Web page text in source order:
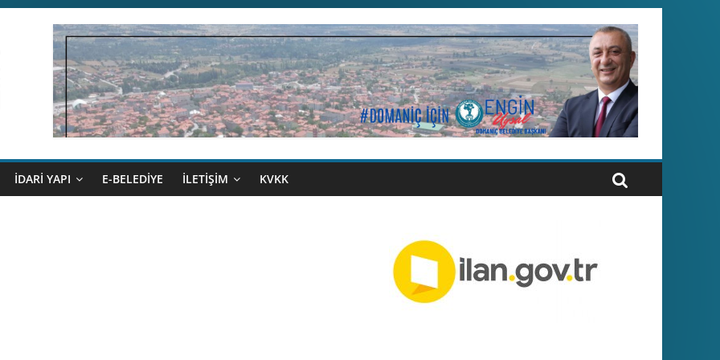
İDARİ YAPI E-BELEDİYE İLETİŞİM KVKK